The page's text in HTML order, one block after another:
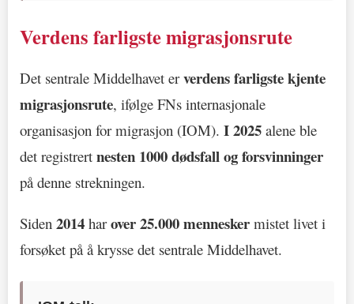
Verdens farligste migrasjonsrute
Det sentrale Middelhavet erverdens farligste kjente
migrasjonsrute, ifølge FNs internasjonale
organisasjon for migrasjon (IOM). I 2025 alene ble
det registrert nesten 1000 dødsfall og forsvinninger
på denne strekningen.
Siden 2014 harover 25.000 mennesker mistet livet i
forsøket på å krysse det sentrale Middelhavet.